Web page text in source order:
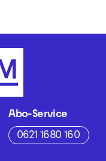
Abo-Service
0621 1680 160